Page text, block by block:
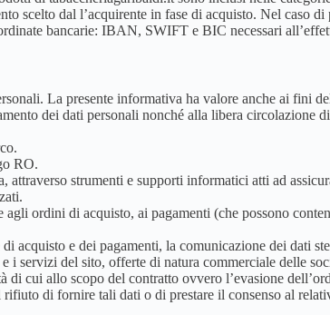
scelto dal l’acquirente in fase di acquisto. Nel caso
bancarie: IBAN, SWIFT e BIC necessari
La presente informativa ha valore anche ai fini
dei dati personali nonché alla libera circolazione
RO.
strumenti e supporti informatici atti ad
ordini di acquisto, ai pagamenti (che possono
acquisto e dei pagamenti, la comunicazione dei dati
servizi del sito, offerte di natura commerciale delle
cui allo scopo del contratto ovvero l’evasione
di fornire tali dati o di prestare il consenso al